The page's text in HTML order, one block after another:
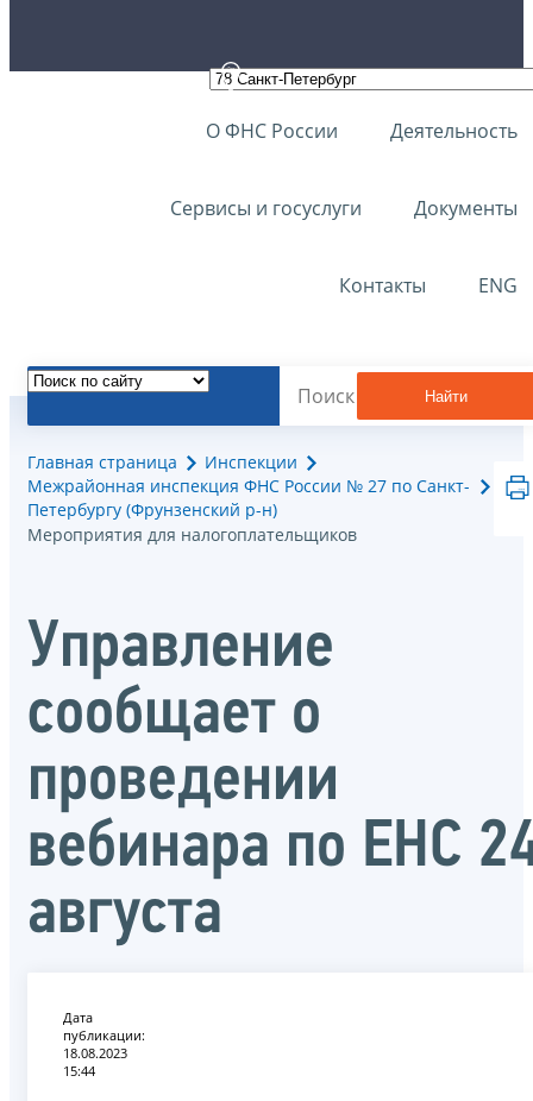
О ФНС России Деятельность
Сервисы и госуслуги Документы
Контакты ENG
Найти
Главная страница
Инспекции
Межрайонная инспекция ФНС России № 27 по Санкт-
Петербургу (Фрунзенский р-н)
Мероприятия для налогоплательщиков
Управление
сообщает о
проведении
вебинара по ЕНС
августа
Дата
публикации:
18.08.2023
15:44